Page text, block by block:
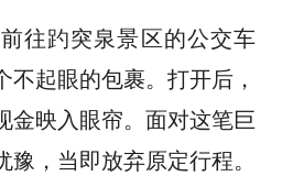
往趵突泉景区的公交车
起眼的包裹。打开后，
金映入眼帘。面对这笔巨
，当即放弃原定行程。